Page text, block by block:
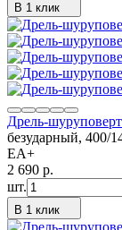
В 1 клик
Дрель-
безударный, 400/
ЕА+
2 690 p.
шт.
В 1 клик